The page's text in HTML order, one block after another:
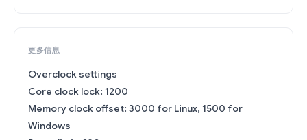
更多信息
Overclock settings
Core clock lock: 1200
Memory clock offset: 3000 for Linux, 1500 for
Windows